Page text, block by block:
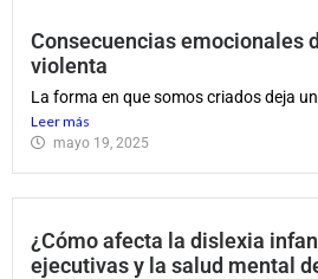
Consecuencias emocionales
violenta
La forma en que somos criados deja
Leer más
mayo 19, 2025
¿Cómo afecta la dislexia
ejecutivas y la salud mental